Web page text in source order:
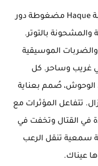
تلعب المؤثرات الصوتية في لعبة Haque مضغوطة دور
والمشحونة بالتوتر.
والضربات الموسيقية
غريب وساحر. كل
صُمم بعناية
تتفاعل المؤثرات مع
في القتال وتخفت في
سمعية تنقل الرعب
عيناك.